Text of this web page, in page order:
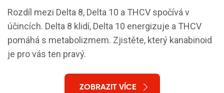
Rozdíl mezi Delta 8, Delta 10 a THCV spočívá v
účincích. Delta 8 klidí, Delta 10 energizuje a THCV
pomáhá s metabolizmem. Zjistěte, který kanabinoid
je pro vás ten pravý.
ZOBRAZIT VÍCE